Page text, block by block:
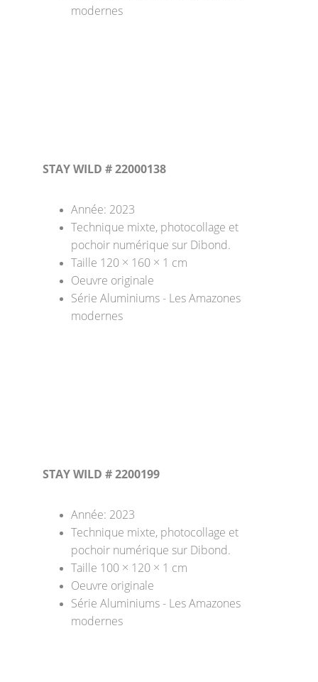
modernes
STAY WILD # 22000138
Année: 2023
Technique mixte, photocollage et
pochoir numérique sur Dibond.
Taille 120 × 160 × 1 cm
Oeuvre originale
Série Aluminiums - Les Amazones
modernes
STAY WILD # 2200199
Année: 2023
Technique mixte, photocollage et
pochoir numérique sur Dibond.
Taille 100 × 120 × 1 cm
Oeuvre originale
Série Aluminiums - Les Amazones
modernes